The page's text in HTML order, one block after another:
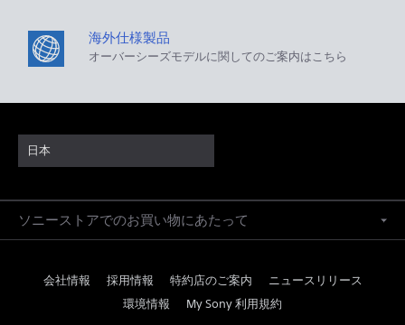
海外仕様製品
オーバーシーズモデルに関してのご案内はこちら
日本
ソニーストアでのお買い物にあたって
会社情報 採用情報 特約店のご案内
ニュースリリース
環境情報
My Sony 利用規約